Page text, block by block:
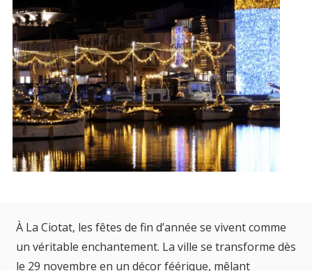
À La Ciotat, les fêtes de fin d’année se vivent comme
un véritable enchantement. La ville se transforme dès
le 29 novembre en un décor féérique, mêlant